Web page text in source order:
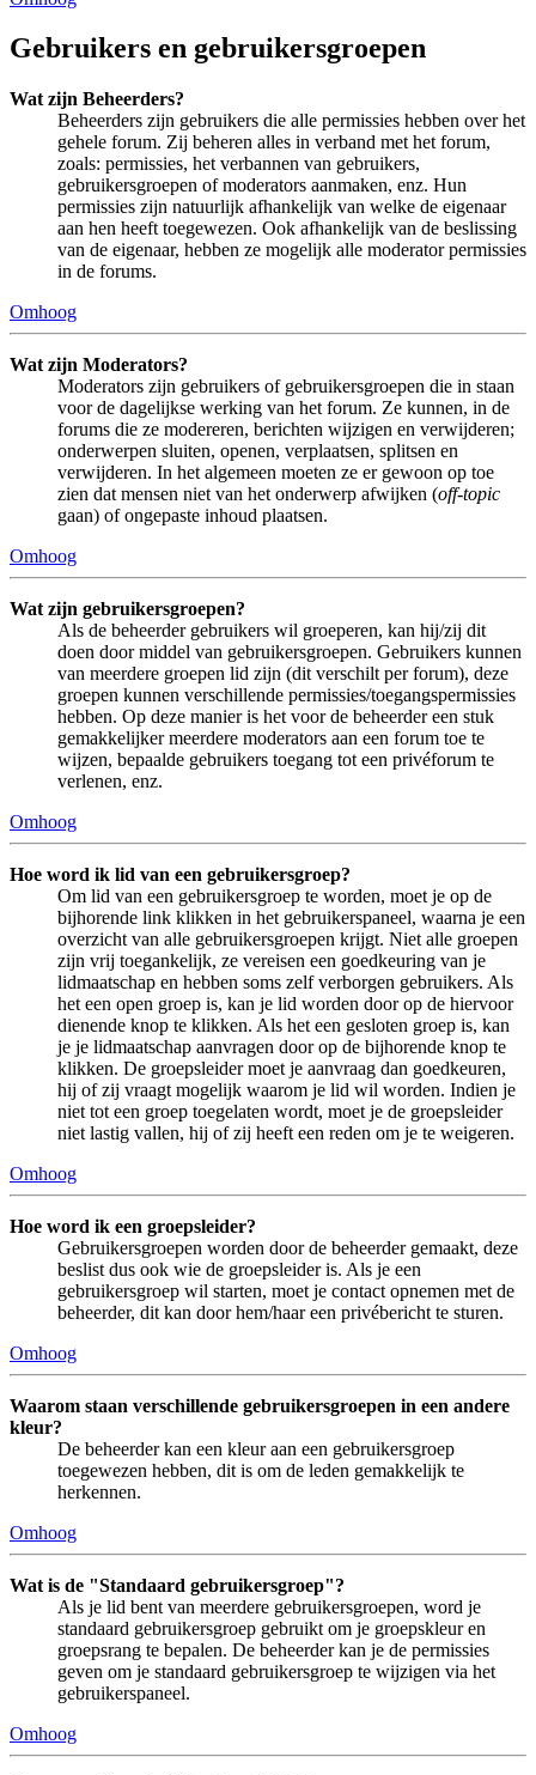
Gebruikers en gebruikersgroepen
Wat zijn Beheerders?
Beheerders zijn gebruikers die alle permissies hebben over het
gehele forum. Zij beheren alles in verband met het forum,
zoals: permissies, het verbannen van gebruikers,
gebruikersgroepen of moderators aanmaken, enz. Hun
permissies zijn natuurlijk afhankelijk van welke de eigenaar
aan hen heeft toegewezen. Ook afhankelijk van de beslissing
van de eigenaar, hebben ze mogelijk alle moderator permissies
in de forums.
Omhoog
Wat zijn Moderators?
Moderators zijn gebruikers of gebruikersgroepen die in staan
voor de dagelijkse werking van het forum. Ze kunnen, in de
forums die ze modereren, berichten wijzigen en verwijderen;
onderwerpen sluiten, openen, verplaatsen, splitsen en
verwijderen. In het algemeen moeten ze er gewoon op toe
zien dat mensen niet van het onderwerp afwijken (off-topic
gaan) of ongepaste inhoud plaatsen.
Omhoog
Wat zijn gebruikersgroepen?
Als de beheerder gebruikers wil groeperen, kan hij/zij dit
doen door middel van gebruikersgroepen. Gebruikers kunnen
van meerdere groepen lid zijn (dit verschilt per forum), deze
groepen kunnen verschillende permissies/toegangspermissies
hebben. Op deze manier is het voor de beheerder een stuk
gemakkelijker meerdere moderators aan een forum toe te
wijzen, bepaalde gebruikers toegang tot een privéforum te
verlenen, enz.
Omhoog
Hoe word ik lid van een gebruikersgroep?
Om lid van een gebruikersgroep te worden, moet je op de
bijhorende link klikken in het gebruikerspaneel, waarna je een
overzicht van alle gebruikersgroepen krijgt. Niet alle groepen
zijn vrij toegankelijk, ze vereisen een goedkeuring van je
lidmaatschap en hebben soms zelf verborgen gebruikers. Als
het een open groep is, kan je lid worden door op de hiervoor
dienende knop te klikken. Als het een gesloten groep is, kan
je je lidmaatschap aanvragen door op de bijhorende knop te
klikken. De groepsleider moet je aanvraag dan goedkeuren,
hij of zij vraagt mogelijk waarom je lid wil worden. Indien je
niet tot een groep toegelaten wordt, moet je de groepsleider
niet lastig vallen, hij of zij heeft een reden om je te weigeren.
Omhoog
Hoe word ik een groepsleider?
Gebruikersgroepen worden door de beheerder gemaakt, deze
beslist dus ook wie de groepsleider is. Als je een
gebruikersgroep wil starten, moet je contact opnemen met de
beheerder, dit kan door hem/haar een privébericht te sturen.
Omhoog
Waarom staan verschillende gebruikersgroepen in een andere
kleur?
De beheerder kan een kleur aan een gebruikersgroep
toegewezen hebben, dit is om de leden gemakkelijk te
herkennen.
Omhoog
Wat is de "Standaard gebruikersgroep"?
Als je lid bent van meerdere gebruikersgroepen, word je
standaard gebruikersgroep gebruikt om je groepskleur en
groepsrang te bepalen. De beheerder kan je de permissies
geven om je standaard gebruikersgroep te wijzigen via het
gebruikerspaneel.
Omhoog